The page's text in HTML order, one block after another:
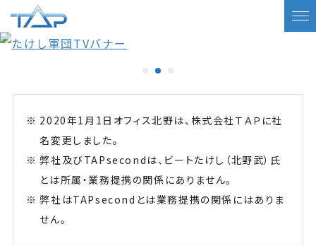
2020年1月1日オフィス北野は、株式会社ＴＡＰに社
名変更しました。
弊社及びTAPsecondは、ビートたけし（北野武）氏
とは所属・業務提携の関係にありません。
弊社はTAPsecondとは業務提携の関係にはありま
せん。